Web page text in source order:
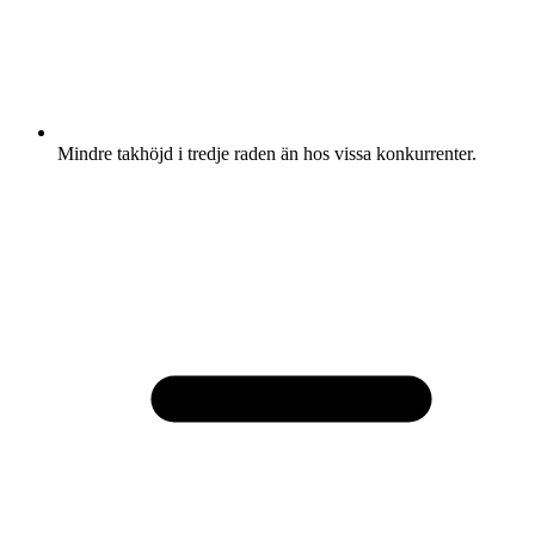
Mindre takhöjd i tredje raden än hos vissa konkurrenter.